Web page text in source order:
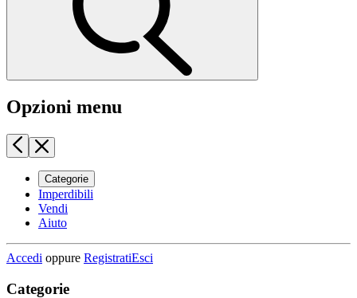
Opzioni menu
Categorie
Imperdibili
Vendi
Aiuto
Accedi oppure RegistratiEsci
Categorie